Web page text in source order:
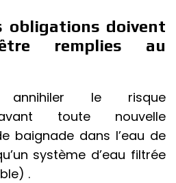
obligations doivent
remplies au
le risque
toute nouvelle
baignade dans l’eau de
système d’eau filtrée
.